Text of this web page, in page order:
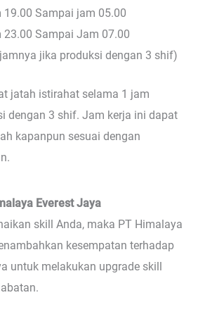
19.00 Sampai jam 05.00
23.00 Sampai Jam 07.00
jika produksi dengan 3 shif)
jatah istirahat selama 1 jam
dengan 3 shif. Jam kerja ini dapat
kapanpun sesuai dengan
Everest Jaya
skill Anda, maka PT Himalaya
kesempatan terhadap
untuk melakukan upgrade skill